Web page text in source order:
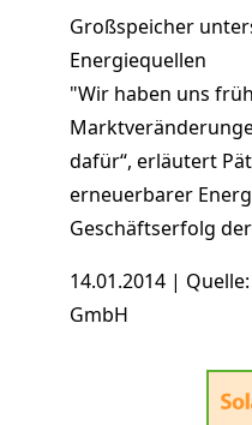
Großspeicher
Energiequellen
"Wir haben uns
dafür“, erläutert
erneuerbarer
Geschäftserfolg
14.01.2014 |
GmbH